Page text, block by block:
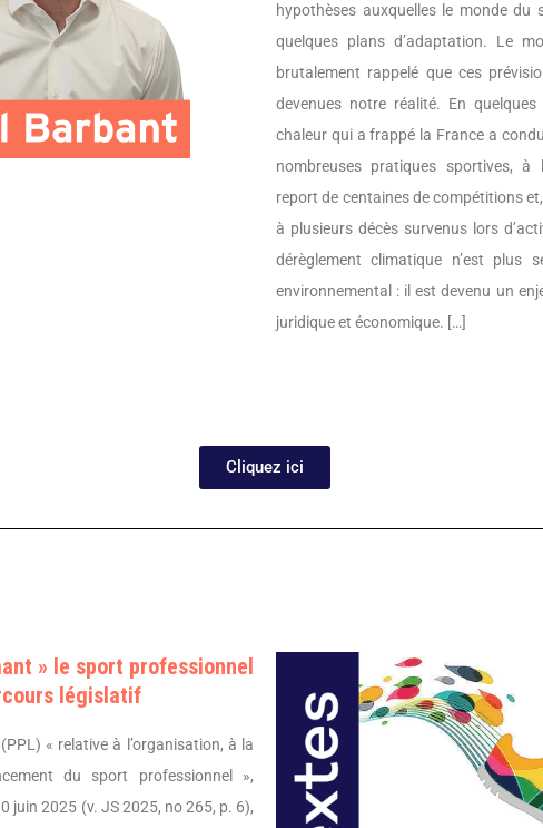
hypothèses auxquelles le monde du
quelques plans d’adaptation. Le
brutalement rappelé que ces
devenues notre réalité. En
chaleur qui a frappé la France a
nombreuses pratiques sportives, à
report de centaines de compétitions
à plusieurs décès survenus lors
dérèglement climatique n’est plus
environnemental : il est devenu un
juridique et économique. […]
Cliquez ici
» le sport professionnel
législatif
« relative à l’organisation, à la
du sport professionnel »,
juin 2025 (v. JS 2025, no 265, p. 6),